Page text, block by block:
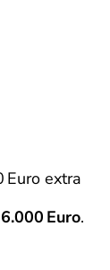
Euro extra
Euro.